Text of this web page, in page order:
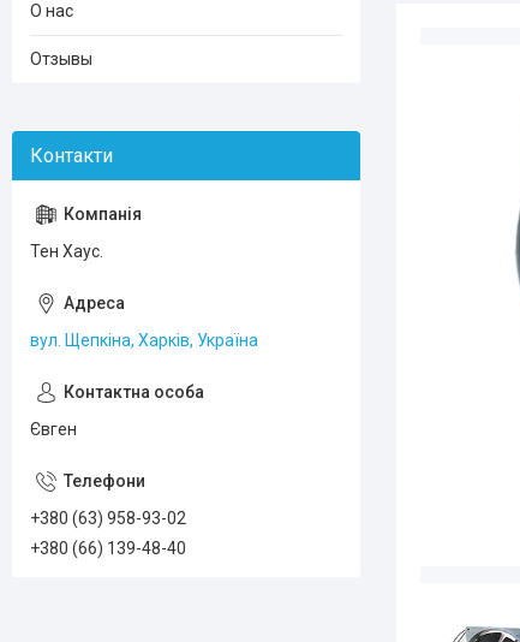
О нас
Отзывы
Тен Хаус.
вул. Щепкіна, Харків, Україна
Євген
+380 (63) 958-93-02
+380 (66) 139-48-40